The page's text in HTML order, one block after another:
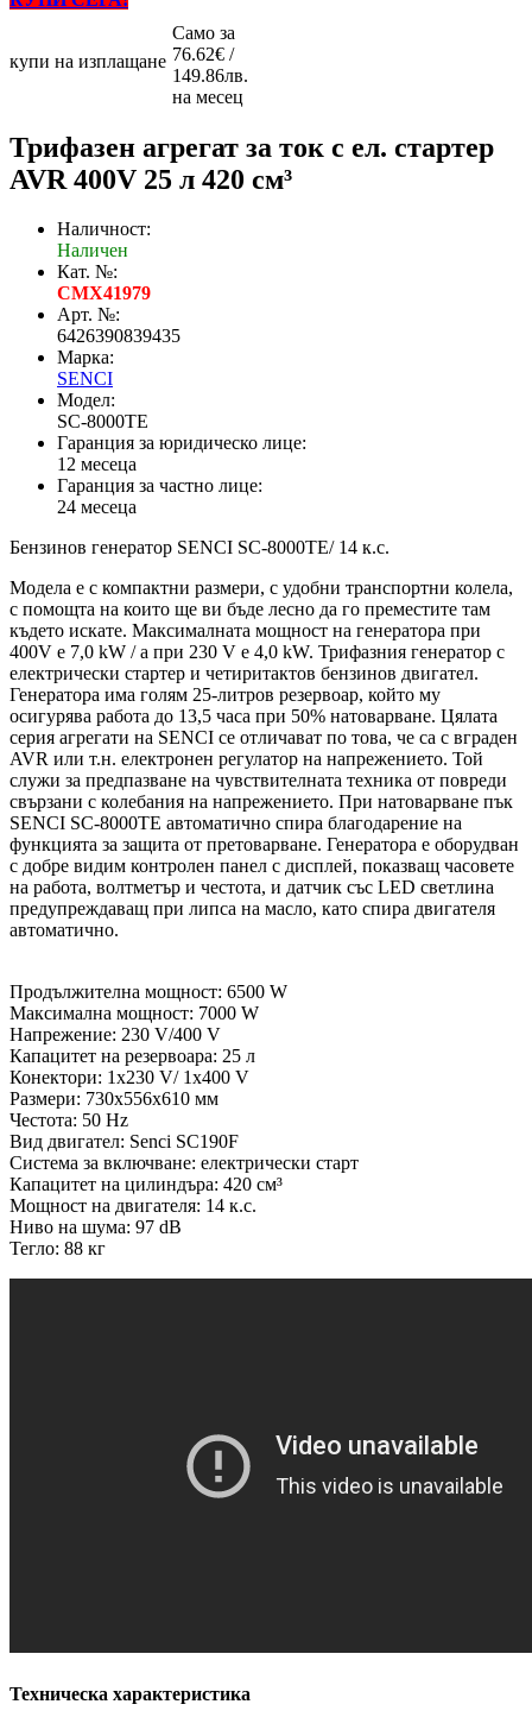
купи на изплащане
Само за
76.62€ /
149.86лв.
на месец
Трифазен агрегат за ток с ел. стартер
AVR 400V 25 л 420 см³
Наличност:
Наличен
Кат. №:
CMX41979
Арт. №:
6426390839435
Марка:
SENCI
Модел:
SC-8000TE
Гаранция за юридическо лице:
12 месеца
Гаранция за частно лице:
24 месеца
Бензинов генератор SENCI SC-8000TE/ 14 к.с.
Модела е с компактни размери, с удобни транспортни колела,
с помощта на които ще ви бъде лесно да го преместите там
където искате. Максималната мощност на генератора при
400V е 7,0 kW / а при 230 V е 4,0 kW. Трифазния генератор с
електрически стартер и четиритактов бензинов двигател.
Генератора има голям 25-литров резервоар, който му
осигурява работа до 13,5 часа при 50% натоварване. Цялата
серия агрегати на SENCI се отличават по това, че са с вграден
AVR или т.н. електронен регулатор на напрежението. Той
служи за предпазване на чувствителната техника от повреди
свързани с колебания на напрежението. При натоварване пък
SENCI SC-8000TE автоматично спира благодарение на
функцията за защита от претоварване. Генератора е оборудван
с добре видим контролен панел с дисплей, показващ часовете
на работа, волтметър и честота, и датчик със LED светлина
предупреждаващ при липса на масло, като спира двигателя
автоматично.
Продължителна мощност: 6500 W
Максимална мощност: 7000 W
Напрежение: 230 V/400 V
Капацитет на резервоара: 25 л
Конектори: 1х230 V/ 1х400 V
Размери: 730x556x610 мм
Честота: 50 Hz
Вид двигател: Senci SC190F
Система за включване: електрически старт
Капацитет на цилиндъра: 420 см³
Мощност на двигателя: 14 к.с.
Ниво на шума: 97 dB
Тегло: 88 кг
Техническа характеристика